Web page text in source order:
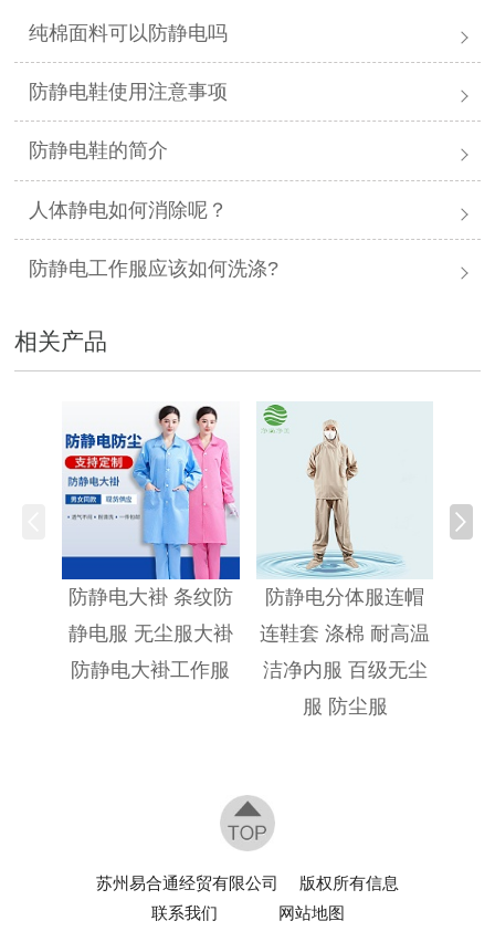
纯棉面料可以防静电吗
防静电鞋使用注意事项
防静电鞋的简介
人体静电如何消除呢？
防静电工作服应该如何洗涤?
相关产品
防静电大褂 条纹防
静电服 无尘服大褂
防静电大褂工作服
防静电分体服连帽
连鞋套 涤棉 耐高温
洁净内服 百级无尘
服 防尘服
防
苏州易合通经贸有限公司
版权所有信息
联系我们
网站地图